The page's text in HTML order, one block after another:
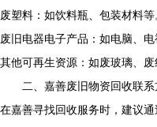
废塑料：如饮料瓶、包装材料等
废旧电器电子产品：如电脑、电
其他可再生资源：如废玻璃、废
二、嘉善废旧物资回收联
在嘉善寻找回收服务时，建议